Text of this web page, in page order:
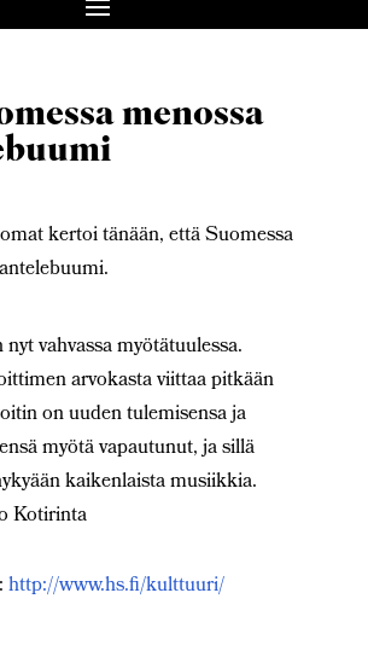
menossa
kertoi tänään, että Suomessa
vahvassa myötätuulessa.
arvokasta viittaa pitkään
on uuden tulemisensa ja
myötä vapautunut, ja sillä
kaikenlaista musiikkia.
Kotirinta
http://www.hs.fi/kulttuuri/